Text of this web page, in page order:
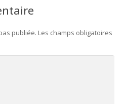
publiée. Les champs obligatoires